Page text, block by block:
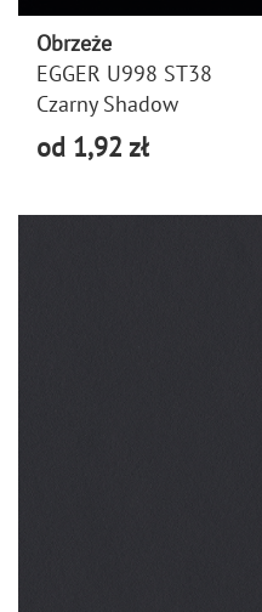
Obrzeże
EGGER U998 ST38
Czarny Shadow
od 1,92 zł